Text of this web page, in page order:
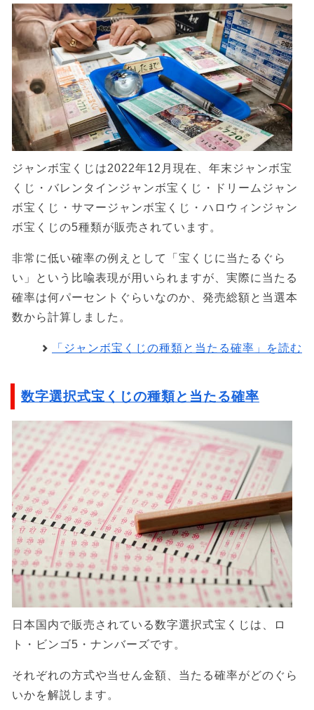
ジャンボ宝くじは2022年12月現在、年末ジャンボ宝
くじ・バレンタインジャンボ宝くじ・ドリームジャン
ボ宝くじ・サマージャンボ宝くじ・ハロウィンジャン
ボ宝くじの5種類が販売されています。
非常に低い確率の例えとして「宝くじに当たるぐら
い」という比喩表現が用いられますが、実際に当たる
確率は何パーセントぐらいなのか、発売総額と当選本
数から計算しました。
「ジャンボ宝くじの種類と当たる確率」を読む
数字選択式宝くじの種類と当たる確率
日本国内で販売されている数字選択式宝くじは、ロ
ト・ビンゴ5・ナンバーズです。
それぞれの方式や当せん金額、当たる確率がどのぐら
いかを解説します。